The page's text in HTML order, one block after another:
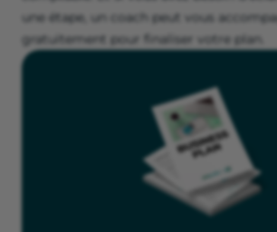
une étape, un coach peut vous
gratuitement pour finaliser votre plan.